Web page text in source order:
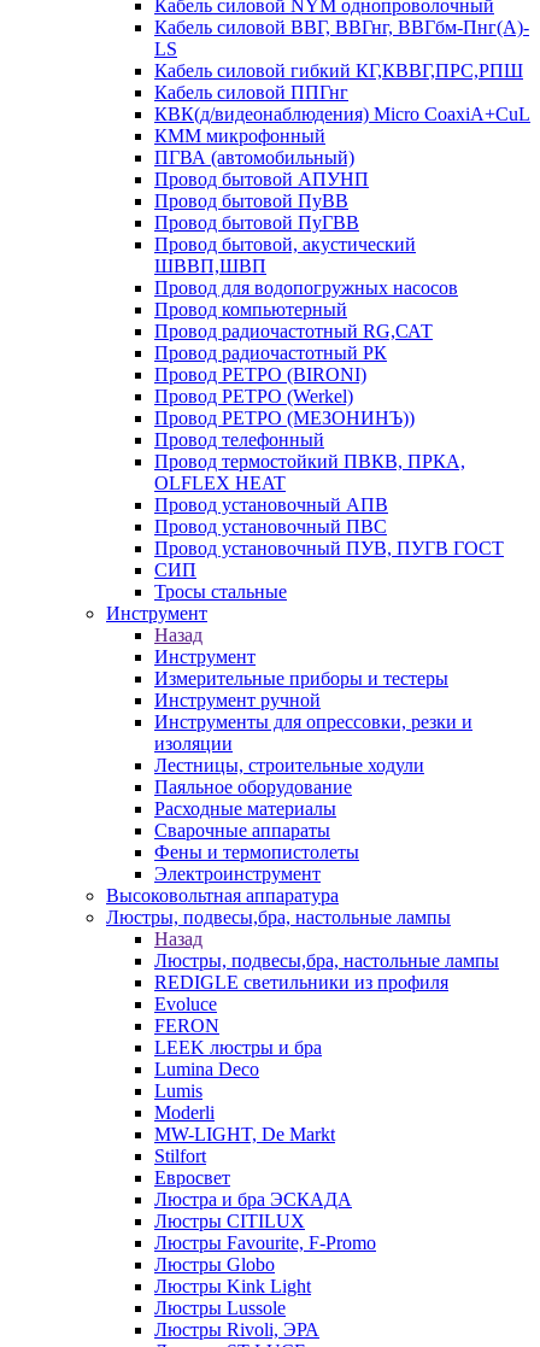
Кабель силовой NYM однопроволочный
Кабель силовой ВВГ, ВВГнг, ВВГбм-Пнг(А)-
LS
Кабель силовой гибкий КГ,КВВГ,ПРС,РПШ
Кабель силовой ППГнг
КВК(д/видеонаблюдения) Micro CoaxiA+CuL
КММ микрофонный
ПГВА (автомобильный)
Провод бытовой АПУНП
Провод бытовой ПуВВ
Провод бытовой ПуГВВ
Провод бытовой, акустический
ШВВП,ШВП
Провод для водопогружных насосов
Провод компьютерный
Провод радиочастотный RG,САТ
Провод радиочастотный РК
Провод РЕТРО (BIRONI)
Провод РЕТРО (Werkel)
Провод РЕТРО (МЕЗОНИНЪ))
Провод телефонный
Провод термостойкий ПВКВ, ПРКА,
OLFLEX HEAT
Провод установочный АПВ
Провод установочный ПВС
Провод установочный ПУВ, ПУГВ ГОСТ
СИП
Тросы стальные
Инструмент
Назад
Инструмент
Измерительные приборы и тестеры
Инструмент ручной
Инструменты для опрессовки, резки и
изоляции
Лестницы, строительные ходули
Паяльное оборудование
Расходные материалы
Сварочные аппараты
Фены и термопистолеты
Электроинструмент
Высоковольтная аппаратура
Люстры, подвесы,бра, настольные лампы
Назад
Люстры, подвесы,бра, настольные лампы
REDIGLE светильники из профиля
Evoluce
FERON
LEEK люстры и бра
Lumina Deco
Lumis
Moderli
MW-LIGHT, De Markt
Stilfort
Евросвет
Люстра и бра ЭСКАДА
Люстры CITILUX
Люстры Favourite, F-Promo
Люстры Globo
Люстры Kink Light
Люстры Lussole
Люстры Rivoli, ЭРА